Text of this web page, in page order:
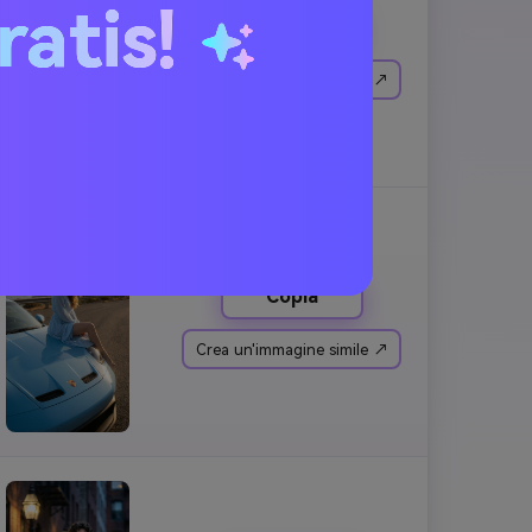
Crea un'immagine simile ↗
Copia
Crea un'immagine simile ↗